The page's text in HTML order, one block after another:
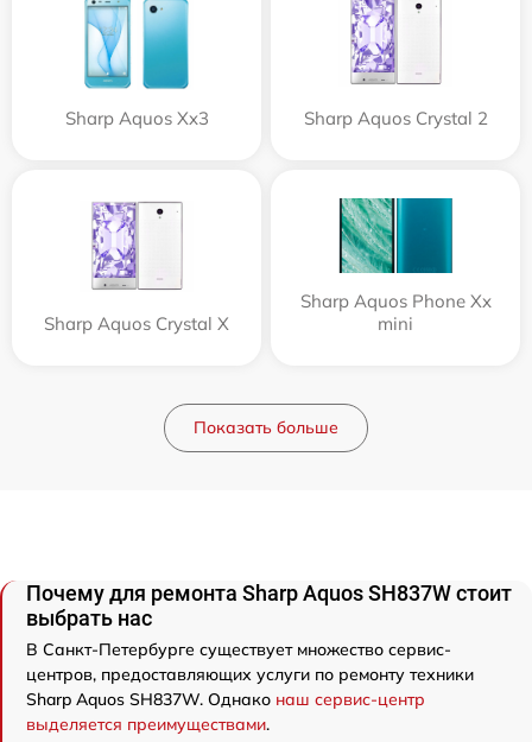
Sharp Aquos Xx3 Sharp Aquos Crystal 2
Sharp Aquos Crystal X
Sharp Aquos Phone Xx
mini
Показать больше
Почему для ремонта Sharp Aquos SH837W стоит
выбрать нас
В Санкт-Петербурге существует множество сервис-
центров, предоставляющих услуги по ремонту техники
Sharp Aquos SH837W. Однако наш сервис-центр
выделяется преимуществами.